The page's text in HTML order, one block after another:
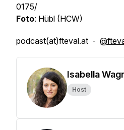
0175/
Foto: Hübl (HCW)
podcast(at)fteval.at -
Isabella
Host